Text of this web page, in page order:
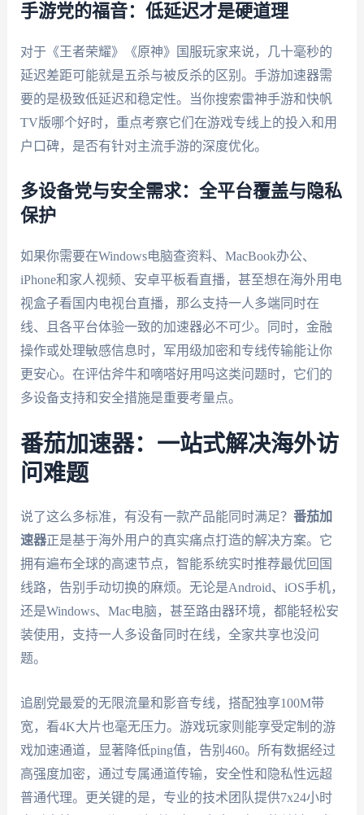
手游党的福音：低延迟才是硬道理
对于《王者荣耀》《原神》国服玩家来说，几十毫秒的
延迟差距可能就是五杀与被反杀的区别。手游加速器需
要的是极致低延迟和稳定性。当你搜索雷神手游和快帆
TV版哪个好时，重点考察它们在游戏专线上的投入和用
户口碑，是否有针对主流手游的深度优化。
多设备党与安全需求：全平台覆盖与隐私
保护
如果你需要在Windows电脑查资料、MacBook办公、
iPhone和家人视频、安卓平板看直播，甚至想在海外用电
视盒子看国内电视台直播，那么支持一人多端同时在
线、且各平台体验一致的加速器必不可少。同时，金融
操作或处理敏感信息时，军用级加密和专线传输能让你
更安心。在评估斧牛和嘀嗒好用吗这类问题时，它们的
多设备支持和安全措施是重要考量点。
番茄加速器：一站式解决海外访
问难题
说了这么多标准，有没有一款产品能同时满足？ 番茄加
速器正是基于海外用户的真实痛点打造的解决方案。它
拥有遍布全球的高速节点，智能系统实时推荐最优回国
线路，告别手动切换的麻烦。无论是Android、iOS手机，
还是Windows、Mac电脑，甚至路由器环境，都能轻松安
装使用，支持一人多设备同时在线，全家共享也没问
题。
追剧党最爱的无限流量和影音专线，搭配独享100M带
宽，看4K大片也毫无压力。游戏玩家则能享受定制的游
戏加速通道，显著降低ping值，告别460。所有数据经过
高强度加密，通过专属通道传输，安全性和隐私性远超
普通代理。更关键的是，专业的技术团队提供7x24小时